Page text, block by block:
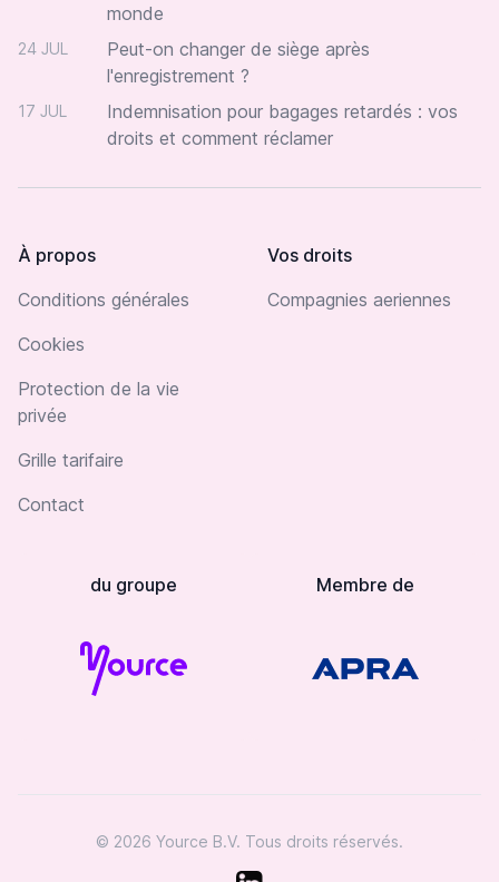
monde
24 JUL
Peut-on changer de siège après
l'enregistrement ?
17 JUL
Indemnisation pour bagages retardés : vos
droits et comment réclamer
À propos
Conditions générales
Cookies
Protection de la vie
privée
Grille tarifaire
Contact
Vos droits
Compagnies aeriennes
du groupe Membre de
© 2026 Yource B.V. Tous droits réservés.